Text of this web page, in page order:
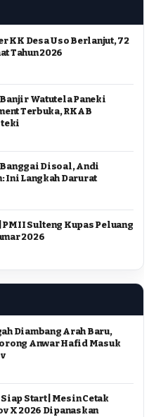
KK Desa Uso Berlanjut, 72
Tahun 2026
Watutela Paneki
Terbuka, RKAB
teki
Banggai Disoal, Andi
Ini Langkah Darurat
PMII Sulteng Kupas Peluang
2026
Diambang Arah Baru,
Anwar Hafid Masuk
Start | Mesin Cetak
X 2026 Dipanaskan